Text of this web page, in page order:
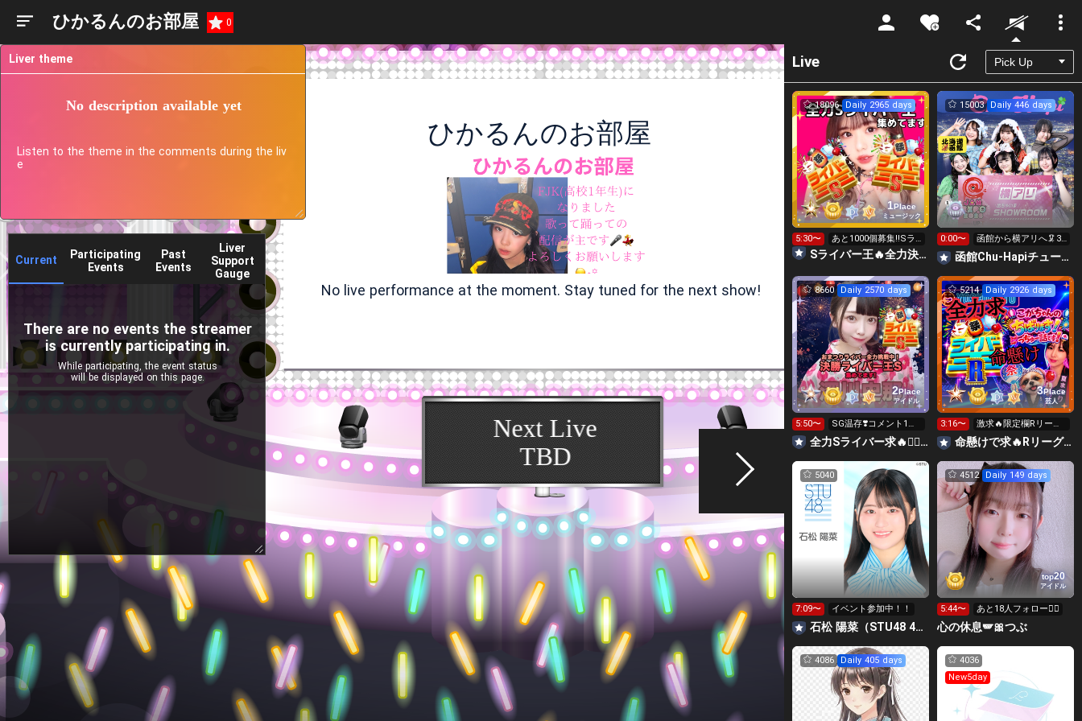
ひかるんのお部屋 0
Unmute
ひかるんのお部屋
No live performance at the moment. Stay tuned for the next show!
Current
Participating
Events
Past
Events
Liver
Support
Gauge
There are no events the streamer
is currently participating in.
While participating, the event status
will be displayed on this page.
Liver theme
No description available yet
Listen to the theme in the comments during the liv
e
Live
1Place
ミュージック
18096 Daily 2965 days
5:30〜
あと1000個募集‼️Sラ
イバー王👑投げれま
Sライバー王🔥全力決勝🗽🌈Annnnnaの空⛱
15003 Daily 446 days
0:00〜
函館から横アリへ🦑31
0万ptで新メン発表！
函館Chu-Hapiチューハピ🌈
2Place
アイドル
8660 Daily 2570 days
5:50〜
SG温存❣️コメント1回
で無料の S求🧡
全力Sライバー求🔥❤️‍🔥147cm深川史那のルーム🐸🎈
3Place
芸人
5214 Daily 2926 days
3:16〜
激求🔥限定欄Rリーグ
👑0時～枠に来れる方
ギフト温存
命懸けで求🔥Rリーグ👑夏祭実行委員長🎆こがちゃんのちばります
5040
7:09〜 イベント参加中！！
石松 陽菜（STU48 4期研究生）
top20
アイドル
4512 Daily 149 days
5:44〜 あと18人フォロー🙇‍♀️
心の休息🪽🎀つぶ
4086 Daily 405 days
4036
New5day